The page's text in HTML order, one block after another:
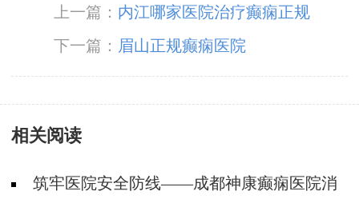
上一篇： 内江哪家医院治疗癫痫正规
下一篇： 眉山正规癫痫医院
相关阅读
筑牢医院安全防线——成都神康癫痫医院消